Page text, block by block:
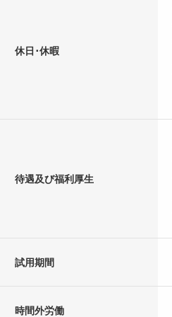
休日･休暇
待遇及び福利厚生
試用期間
時間外労働